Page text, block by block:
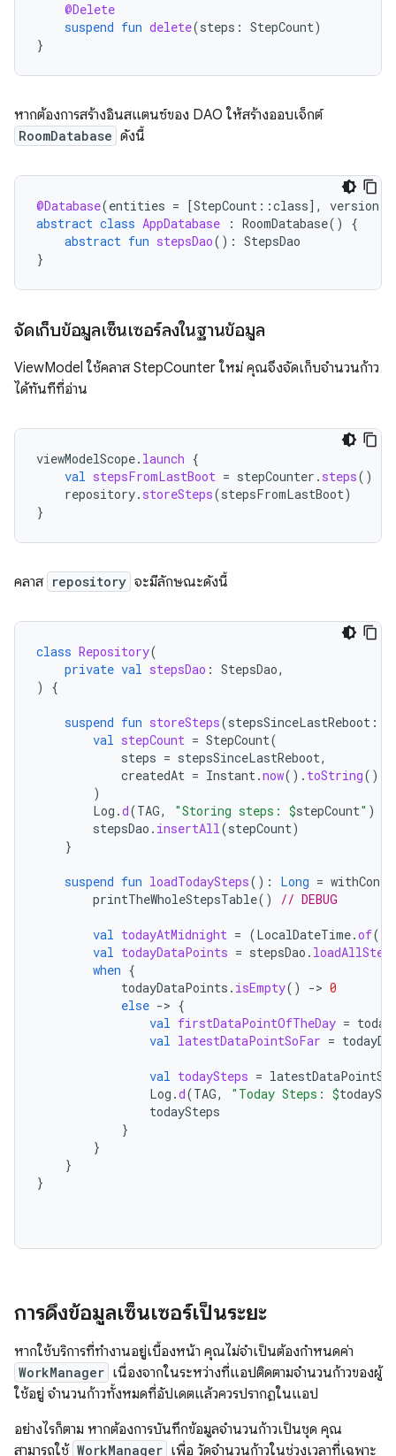
@Delete
suspend fun delete(steps : StepCount)
}
หากต้องการสร้างอินสแตนซ์ของ DAO ให้สร้างออบเจ็กต์
RoomDatabase ดังนี้
@Database(entities = [StepCount ::class] , version
abstract class AppDatabase : RoomDatabase()
{
abstract fun stepsDao(): StepsDao
}
จัดเก็บข้อมูลเซ็นเซอร์ลงในฐานข้อมูล
ViewModel ใช้คลาส StepCounter ใหม่ คุณจึงจัดเก็บจำนวนก้าว
ได้ทันทีที่อ่าน
viewModelScope. launch {
val stepsFromLastBoot = stepCounter . steps()
repository. storeSteps(stepsFromLastBoot)
}
คลาส repository จะมีลักษณะดังนี้
class Repository(
private val stepsDao : StepsDao,
)
{
suspend fun storeSteps(stepsSinceLastReboot :
val stepCount = StepCount(
steps = stepsSinceLastReboot,
createdAt = Instant.now(). toString()
)
Log .d(TAG, "Storing steps: $stepCount" )
stepsDao . insertAll(stepCount)
}
suspend fun loadTodaySteps(): Long =
printTheWholeStepsTable() // DEBUG
val todayAtMidnight = (LocalDateTime.of(
val todayDataPoints = stepsDao .
when {
todayDataPoints . isEmpty() -> 0
else -> {
val firstDataPointOfTheDay =
val latestDataPointSoFar =
val todaySteps =
Log .d(TAG, "Today Steps: $
todaySteps
}
}
}
}
การดึงข้อมูลเซ็นเซอร์เป็นระยะ
หากใช้บริการที่ทำงานอยู่เบื้องหน้า คุณไม่จำเป็นต้องกำหนดค่า
WorkManager เนื่องจากในระหว่างที่แอปติดตามจำนวนก้าวของผู้
ใช้อยู่ จำนวนก้าวทั้งหมดที่อัปเดตแล้วควรปรากฏในแอป
อย่างไรก็ตาม หากต้องการบันทึกข้อมูลจำนวนก้าวเป็นชุด คุณ
สามารถใช้ WorkManager เพื่อ วัดจำนวนก้าวในช่วงเวลาที่เฉพาะ